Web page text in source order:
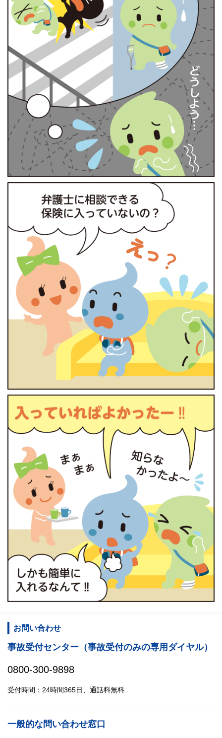
お問い合わせ
事故受付センター（事故受付のみの専用ダイヤル）
0800-300-9898
受付時間：24時間365日、通話料無料
一般的な問い合わせ窓口